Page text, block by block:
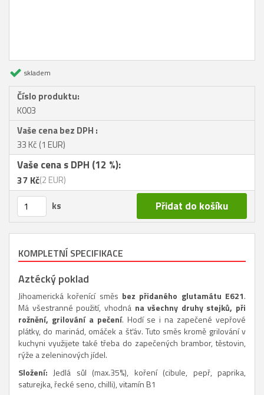
skladem
Číslo produktu:
K003
Vaše cena bez DPH :
33 Kč(1 EUR)
Vaše cena s DPH (12 %):
37 Kč(2 EUR)
ks
KOMPLETNÍ SPECIFIKACE
Aztécký poklad
Jihoamerická kořenící směs bez přidaného glutamátu E621.
Má všestranné použití, vhodná na všechny druhy stejků, při
rožnění, grilování a pečení. Hodí se i na zapečené vepřové
plátky, do marinád, omáček a šťáv. Tuto směs kromě grilování v
kuchyni využijete také třeba do zapečených brambor, těstovin,
rýže a zeleninových jídel.
Složení: Jedlá sůl (max.35%), koření (cibule, pepř, paprika,
saturejka, řecké seno, chilli), vitamín B1